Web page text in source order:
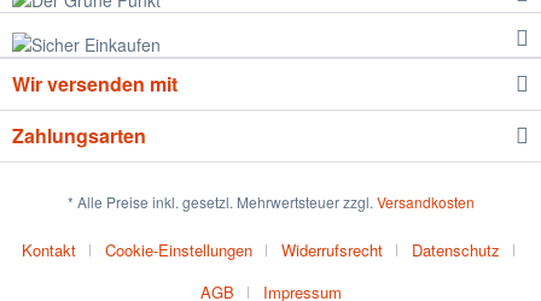
Wir versenden mit
Zahlungsarten
* Alle Preise inkl. gesetzl. Mehrwertsteuer zzgl. Versandkosten
Kontakt Cookie-Einstellungen Widerrufsrecht
Datenschutz
AGB
Impressum